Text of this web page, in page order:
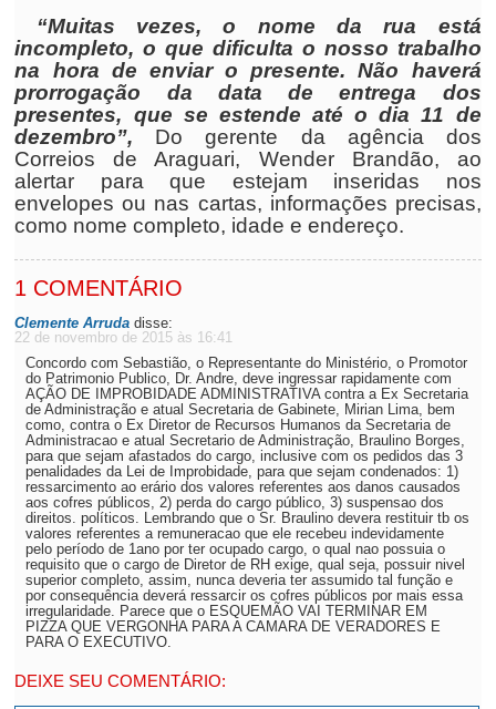
“Muitas vezes, o nome da rua está
incompleto, o que dificulta o nosso trabalho
na hora de enviar o presente. Não haverá
prorrogação da data de entrega dos
presentes, que se estende até o dia 11 de
dezembro”, Do gerente da agência dos
Correios de Araguari, Wender Brandão, ao
alertar para que estejam inseridas nos
envelopes ou nas cartas, informações precisas,
como nome completo, idade e endereço.
1 COMENTÁRIO
Clemente Arruda disse:
22 de novembro de 2015 às 16:41
Concordo com Sebastião, o Representante do Ministério, o Promotor
do Patrimonio Publico, Dr. Andre, deve ingressar rapidamente com
AÇÃO DE IMPROBIDADE ADMINISTRATIVA contra a Ex Secretaria
de Administração e atual Secretaria de Gabinete, Mirian Lima, bem
como, contra o Ex Diretor de Recursos Humanos da Secretaria de
Administracao e atual Secretario de Administração, Braulino Borges,
para que sejam afastados do cargo, inclusive com os pedidos das 3
penalidades da Lei de Improbidade, para que sejam condenados: 1)
ressarcimento ao erário dos valores referentes aos danos causados
aos cofres públicos, 2) perda do cargo público, 3) suspensao dos
direitos. políticos. Lembrando que o Sr. Braulino devera restituir tb os
valores referentes a remuneracao que ele recebeu indevidamente
pelo período de 1ano por ter ocupado cargo, o qual nao possuia o
requisito que o cargo de Diretor de RH exige, qual seja, possuir nivel
superior completo, assim, nunca deveria ter assumido tal função e
por consequência deverá ressarcir os cofres públicos por mais essa
irregularidade. Parece que o ESQUEMÃO VAI TERMINAR EM
PIZZA QUE VERGONHA PARA A CAMARA DE VERADORES E
PARA O EXECUTIVO.
DEIXE SEU COMENTÁRIO: